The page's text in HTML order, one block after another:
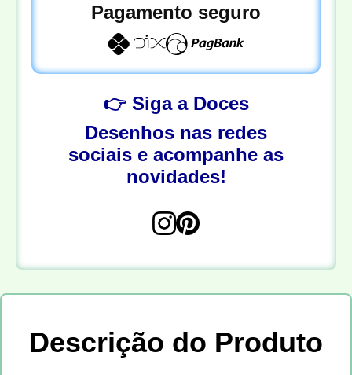
Pagamento seguro
👉 Siga a Doces
Desenhos nas redes
sociais e acompanhe as
novidades!
Descrição do Produto